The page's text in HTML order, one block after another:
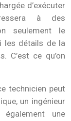
d’exécuter
à des
seulement le
les détails de la
C’est ce qu’on
technicien peut
un ingénieur
une